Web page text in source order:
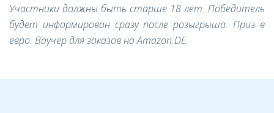
Участники должны быть старше 18 лет. Победитель
будет информирован сразу после розыгрыша. Приз в
евро. Ваучер для заказов на Amazon.DE.